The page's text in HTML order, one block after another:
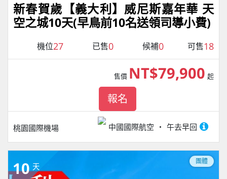
新春賀歲【義大利】威尼斯嘉年華 天
空之城10天(早鳥前10名送領司導小費)
機位27 已售0 候補0 可售18
桃園國際機場 中國國際航空 午去早回
售價 NT$79,900 起
報名
10 天
團體